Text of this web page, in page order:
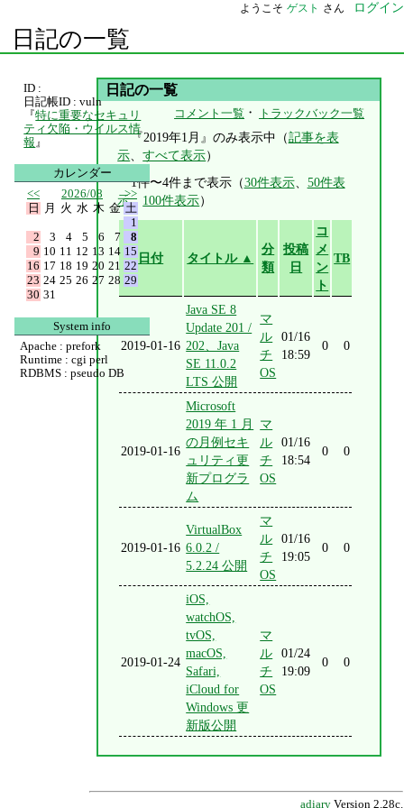
ようこそ ゲスト さん ログイン
日記の一覧
日記の一覧
コメント一覧 ・ トラックバック一覧
『2019年1月』のみ表示中（記事を表
示、すべて表示）
1件〜4件まで表示（30件表示、 50件表
示、 100件表示）
日付 タイトル ▲
分
類
投稿
日
コ
メ
ン
ト
TB
2019-01-16
Java SE 8
Update 201 /
202、Java
SE 11.0.2
LTS 公開
マ
ル
チ
OS
01/16
18:59
0 0
2019-01-16
Microsoft
2019 年 1 月
の月例セキ
ュリティ更
新プログラ
ム
マ
ル
チ
OS
01/16
18:54
0 0
2019-01-16
VirtualBox
6.0.2 /
5.2.24 公開
マ
ル
チ
OS
01/16
19:05
0 0
2019-01-24
iOS,
watchOS,
tvOS,
macOS,
Safari,
iCloud for
Windows 更
新版公開
マ
ル
チ
OS
01/24
19:09
0 0
adiary Version 2.28c.
ID :
日記帳ID : vuln
『特に重要なセキュリ
ティ欠陥・ウイルス情
報 』
カレンダー
<<
2026/08
>>
日
月 火 水 木 金 土
1
2
3 4 5 6 7
8
9 10 11 12 13 14 15
16 17 18 19 20 21 22
23 24 25 26 27 28 29
30 31
System info
Apache : prefork
Runtime : cgi perl
RDBMS : pseudo DB